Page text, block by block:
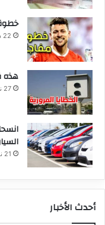
22 ديسمبر، 2023
هذه
27 نوفمبر، 2024
21 نوفمبر، 2024
أحدث الأخبار